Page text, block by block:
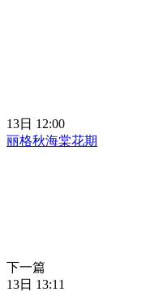
13日 12:00
丽格秋海棠花期
下一篇
13日 13:11